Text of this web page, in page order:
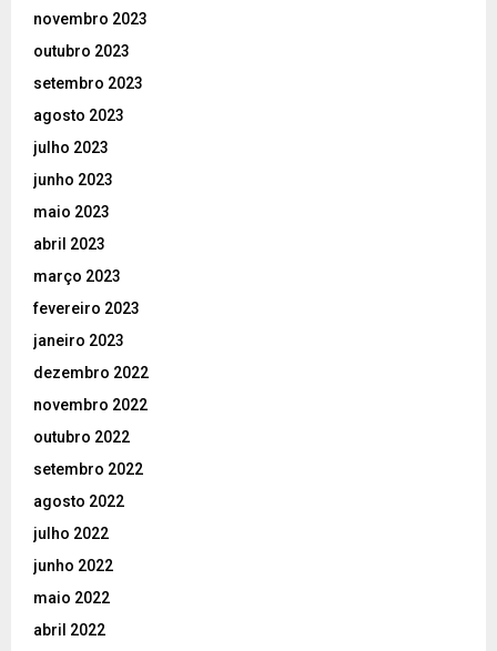
novembro 2023
outubro 2023
setembro 2023
agosto 2023
julho 2023
junho 2023
maio 2023
abril 2023
março 2023
fevereiro 2023
janeiro 2023
dezembro 2022
novembro 2022
outubro 2022
setembro 2022
agosto 2022
julho 2022
junho 2022
maio 2022
abril 2022